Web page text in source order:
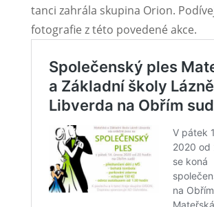
tanci zahrála skupina Orion.
fotografie z této povedené akce.